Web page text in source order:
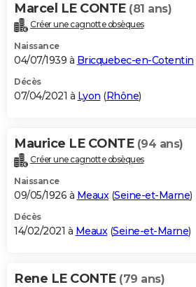
Marcel LE CONTE (81 ans)
Créer une cagnotte obsèques
Naissance
04/07/1939 à Bricquebec-en-Cotentin
Décès
07/04/2021 à Lyon (Rhône)
Maurice LE CONTE (94 ans)
Créer une cagnotte obsèques
Naissance
09/05/1926 à Meaux(Seine-et-Marne)
Décès
14/02/2021 à Meaux(Seine-et-Marne)
Rene LE CONTE (79 ans)